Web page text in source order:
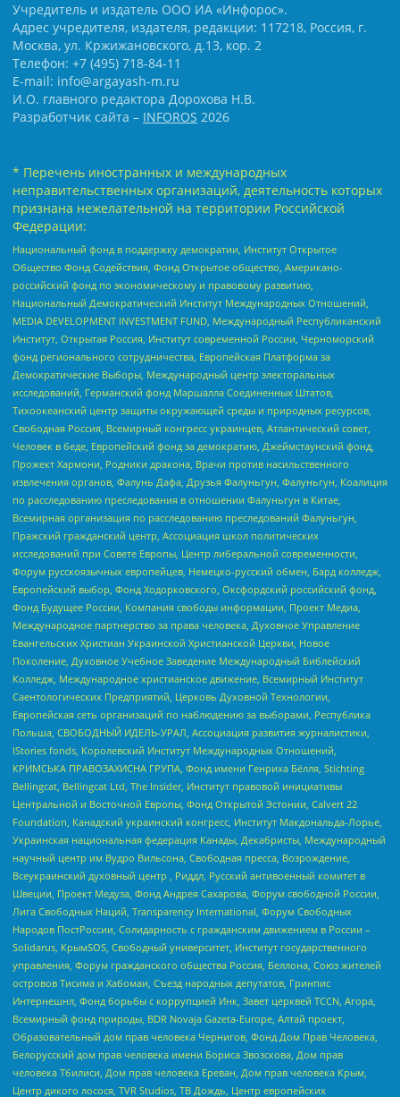
Учредитель и издатель ООО ИА «Инфорос».
Адрес учредителя, издателя, редакции: 117218, Россия, г.
Москва, ул. Кржижановского, д.13, кор. 2
Телефон: +7 (495) 718-84-11
E-mail: info@argayash-m.ru
И.О. главного редактора Дорохова Н.В.
Разработчик сайта – INFOROS 2026
* Перечень иностранных и международных
неправительственных организаций, деятельность которых
признана нежелательной на территории Российской
Федерации:
Национальный фонд в поддержку демократии, Институт Открытое
Общество Фонд Содействия, Фонд Открытое общество, Американо-
российский фонд по экономическому и правовому развитию,
Национальный Демократический Институт Международных Отношений,
MEDIA DEVELOPMENT INVESTMENT FUND, Международный Республиканский
Институт, Открытая Россия, Институт современной России, Черноморский
фонд регионального сотрудничества, Европейская Платформа за
Демократические Выборы, Международный центр электоральных
исследований, Германский фонд Маршалла Соединенных Штатов,
Тихоокеанский центр защиты окружающей среды и природных ресурсов,
Свободная Россия, Всемирный конгресс украинцев, Атлантический совет,
Человек в беде, Европейский фонд за демократию, Джеймстаунский фонд,
Прожект Хармони, Родники дракона, Врачи против насильственного
извлечения органов, Фалунь Дафа, Друзья Фалуньгун, Фалуньгун, Коалиция
по расследованию преследования в отношении Фалуньгун в Китае,
Всемирная организация по расследованию преследований Фалуньгун,
Пражский гражданский центр, Ассоциация школ политических
исследований при Совете Европы, Центр либеральной современности,
Форум русскоязычных европейцев, Немецко-русский обмен, Бард колледж,
Европейский выбор, Фонд Ходорковского, Оксфордский российский фонд,
Фонд Будущее России, Компания свободы информации, Проект Медиа,
Международное партнерство за права человека, Духовное Управление
Евангельских Христиан Украинской Христианской Церкви, Новое
Поколение, Духовное Учебное Заведение Международный Библейский
Колледж, Международное христианское движение, Всемирный Институт
Саентологических Предприятий, Церковь Духовной Технологии,
Европейская сеть организаций по наблюдению за выборами, Республика
Польша, СВОБОДНЫЙ ИДЕЛЬ-УРАЛ, Ассоциация развития журналистики,
IStories fonds, Королевский Институт Международных Отношений,
КРИМСЬКА ПРАВОЗАХИСНА ГРУПА, Фонд имени Генриха Бёлля, Stichting
Bellingcat, Bellingcat Ltd, The Insider, Институт правовой инициативы
Центральной и Восточной Европы, Фонд Открытой Эстонии, Calvert 22
Foundation, Канадский украинский конгресс, Институт Макдональда-Лорье,
Украинская национальная федерация Канады, Декабристы, Международный
научный центр им Вудро Вильсона, Свободная пресса, Возрождение,
Всеукраинский духовный центр , Риддл, Русский антивоенный комитет в
Швеции, Проект Медуза, Фонд Андрея Сахарова, Форум свободной России,
Лига Свободных Наций, Transparеncy International, Форум Свободных
Народов ПостРоссии, Солидарность с гражданским движением в России –
Solidarus, КрымSOS, Свободный университет, Институт государственного
управления, Форум гражданского общества Россия, Беллона, Союз жителей
островов Тисима и Хабомаи, Съезд народных депутатов, Гринпис
Интернешнл, Фонд борьбы с коррупцией Инк, Завет церквей TCCN, Агора,
Всемирный фонд природы, BDR Novaja Gazeta-Europe, Алтай проект,
Образовательный дом прав человека Чернигов, Фонд Дом Прав Человека,
Белорусский дом прав человека имени Бориса Звозскова, Дом прав
человека Тбилиси, Дом прав человека Ереван, Дом прав человека Крым,
Центр дикого лосося, TVR Studios, ТВ Дождь, Центр европейских